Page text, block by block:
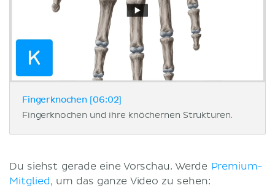
Fingerknochen [06:02]
Fingerknochen und ihre knöchernen Strukturen.
Du siehst gerade eine Vorschau. Werde Premium-
Mitglied, um das ganze Video zu sehen: